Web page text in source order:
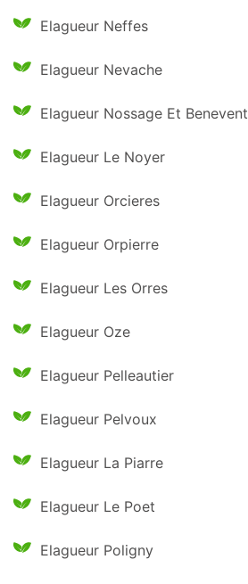
Elagueur Neffes
Elagueur Nevache
Elagueur Nossage Et Benevent
Elagueur Le Noyer
Elagueur Orcieres
Elagueur Orpierre
Elagueur Les Orres
Elagueur Oze
Elagueur Pelleautier
Elagueur Pelvoux
Elagueur La Piarre
Elagueur Le Poet
Elagueur Poligny